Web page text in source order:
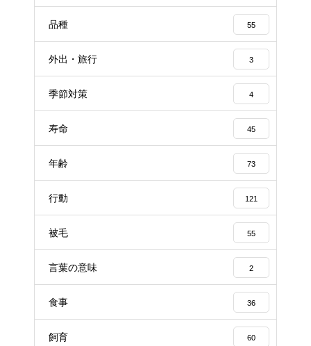
品種 55
外出・旅行 3
季節対策 4
寿命 45
年齢 73
行動 121
被毛 55
言葉の意味 2
食事 36
飼育 60